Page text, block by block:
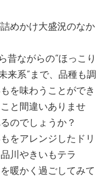
めかけ大盛況のなか
昔ながらの“ほっこり
来系”まで、品種も調
を味わうことができ
と間違いありませ
のでしょうか？
をアレンジしたドリ
川やきいもテラ
暖かく過ごしてみて